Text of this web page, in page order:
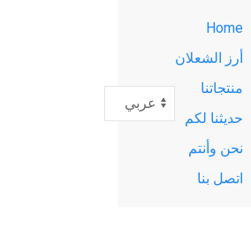
القائمة
الرئيسية
Home
أرز الشعلان
منتجاتنا
حديثنا لكم
نحن وأنتم
اتصل بنا
Select
your